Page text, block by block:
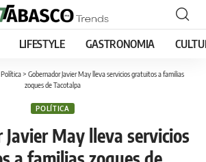
LIFESTYLE GASTRONOMIA
Política> Gobernador Javier May lleva servicios gratuitos a familias
zoques de Tacotalpa
POLÍTICA
Javier May lleva servicios